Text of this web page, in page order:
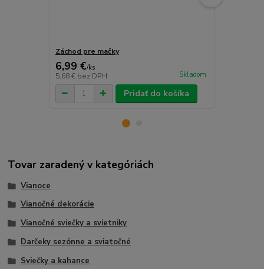
Záchod pre mačky
6,99 €/ks
5,68 € bez DPH Skladom
Pridať do košíka
Tovar zaradený v kategóriách
Vianoce
Vianočné dekorácie
Vianočné sviečky a svietniky
Darčeky sezónne a sviatočné
Sviečky a kahance